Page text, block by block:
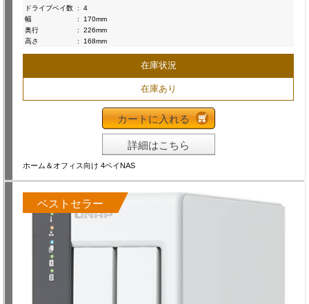
ドライブベイ数 :
4
幅
:
170mm
奥行
:
226mm
高さ
: 168mm
在庫状況
在庫あり
カートに入れる
詳細はこちら
ホーム＆オフィス向け 4ベイNAS
ベストセラー